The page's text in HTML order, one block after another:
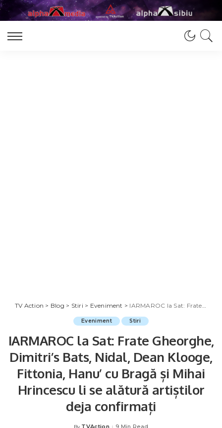
TV Action > Blog > Stiri > Eveniment > IARMAROC la Sat: Frate Gheorghe, Dimitri’s Bats, Nidal, Dean Klooge, Fittonia, Hanu’ cu Bragă și Mihai Hrincescu li se alătură artiștilor deja confirmați
Eveniment Stiri
IARMAROC la Sat: Frate Gheorghe,
Dimitri’s Bats, Nidal, Dean Klooge,
Fittonia, Hanu’ cu Bragă și Mihai
Hrincescu li se alătură artiștilor
deja confirmați
By TVAction 9 Min Read